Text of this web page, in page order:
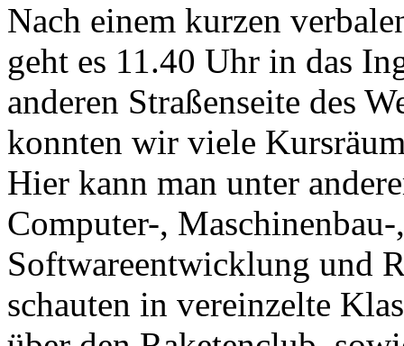
Nach einem kurzen
geht es 11.40 Uhr in das
anderen Straßenseite des
konnten wir viele
Hier kann man unter
Computer-,
Softwareentwicklung und
schauten in vereinzelte